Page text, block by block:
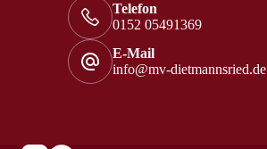
Telefon
0152 05491369‬
E-Mail
info@mv-dietmannsried.de